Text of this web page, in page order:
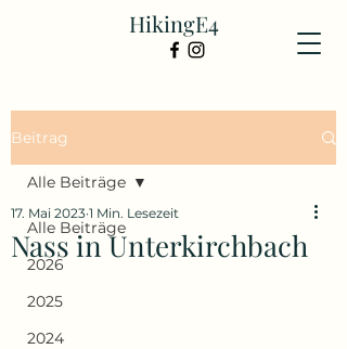
HikingE4
Beitrag
Alle Beiträge
2026
2025
2024
Alle Beiträge
Nass in Unterkirchbach
17. Mai 2023 1 Min. Lesezeit